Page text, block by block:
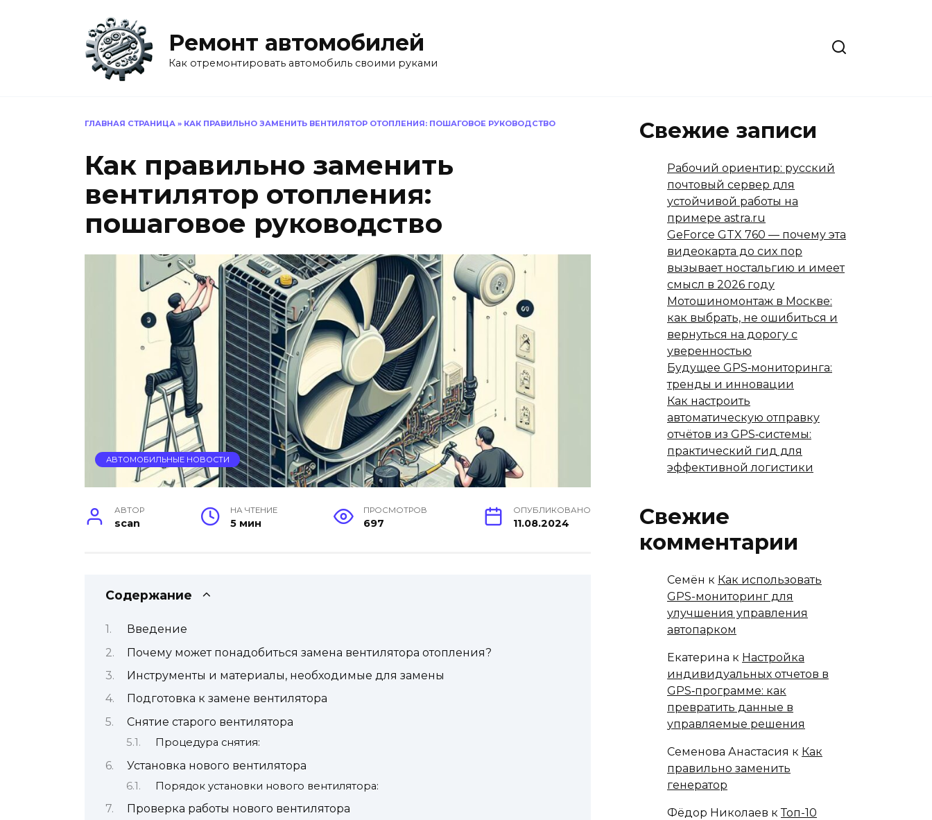
Ремонт автомобилей
Как отремонтировать автомобиль своими руками
ГЛАВНАЯ СТРАНИЦА » КАК ПРАВИЛЬНО ЗАМЕНИТЬ ВЕНТИЛЯТОР ОТОПЛЕНИЯ: ПОШАГОВОЕ РУКОВОДСТВО
Как правильно заменить
вентилятор отопления:
пошаговое руководство
АВТОМОБИЛЬНЫЕ НОВОСТИ
АВТОР
scan
НА ЧТЕНИЕ
5 мин
ПРОСМОТРОВ
697
ОПУБЛИКОВАНО
11.08.2024
Содержание
Введение
Почему может понадобиться замена вентилятора отопления?
Инструменты и материалы, необходимые для замены
Подготовка к замене вентилятора
Снятие старого вентилятора
Процедура снятия:
Установка нового вентилятора
Порядок установки нового вентилятора:
Проверка работы нового вентилятора
Свежие записи
Рабочий ориентир: русский
почтовый сервер для
устойчивой работы на
примере astra.ru
GeForce GTX 760 — почему эта
видеокарта до сих пор
вызывает ностальгию и имеет
смысл в 2026 году
Мотошиномонтаж в Москве:
как выбрать, не ошибиться и
вернуться на дорогу с
уверенностью
Будущее GPS‑мониторинга:
тренды и инновации
Как настроить
автоматическую отправку
отчётов из GPS‑системы:
практический гид для
эффективной логистики
Свежие
комментарии
Семён к Как использовать
GPS-мониторинг для
улучшения управления
автопарком
Екатерина к Настройка
индивидуальных отчетов в
GPS‑программе: как
превратить данные в
управляемые решения
Семенова Анастасия к Как
правильно заменить
генератор
Фёдор Николаев кТоп-10